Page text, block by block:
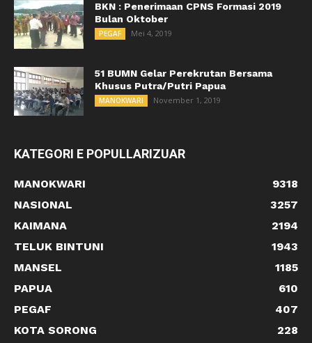
BKN : Penerimaan CPNS Formasi 2019
Bulan Oktober
PEGAF Mei 4, 2019
51 BUMN Gelar Perekrutan Bersama
Khusus Putra/Putri Papua
MANOKWARI November 1, 2019
KATEGORI E POPULLARIZUAR
MANOKWARI
9318
NASIONAL
3257
KAIMANA
2194
TELUK BINTUNI
1943
MANSEL
1185
PAPUA
610
PEGAF
407
KOTA SORONG
228